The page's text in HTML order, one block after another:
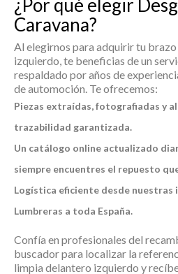
¿Por qué elegir
Caravana?
Al elegirnos para adquirir tu
izquierdo, te beneficias de un
respaldado por años de
de automoción. Te ofrecemos:
Piezas extraídas, fotografiadas y
trazabilidad garantizada.
Un catálogo online actualizado
siempre encuentres el repuesto
Logística eficiente desde nuestras
Lumbreras a toda España.
Confía en profesionales del
buscador para localizar la
limpia delantero izquierdo y